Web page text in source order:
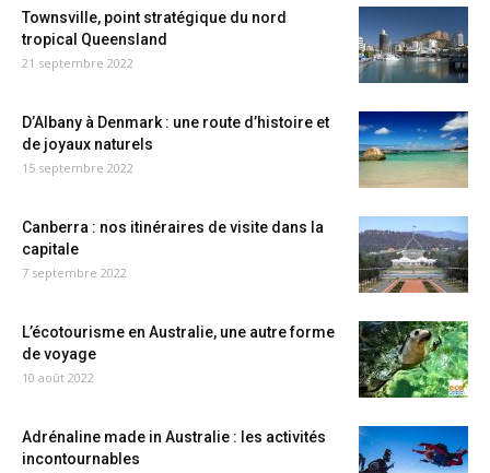
Townsville, point stratégique du nord
tropical Queensland
21 septembre 2022
D’Albany à Denmark : une route d’histoire et
de joyaux naturels
15 septembre 2022
Canberra : nos itinéraires de visite dans la
capitale
7 septembre 2022
L’écotourisme en Australie, une autre forme
de voyage
10 août 2022
Adrénaline made in Australie : les activités
incontournables